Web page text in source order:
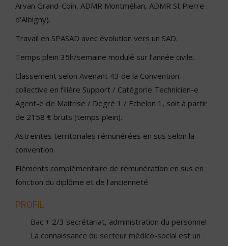
Arvan Grand-Coin, ADMR Montmélian, ADMR St Pierre
d’Albigny).
Travail en SPASAD avec évolution vers un SAD.
Temps plein 35h/semaine modulé sur l’année civile.
Classement selon Avenant 43 de la Convention
collective en filière Support / Catégorie Technicien-e
Agent-e de Maitrise / Degré 1 / Echelon 1, soit à partir
de 2158 € bruts (temps plein).
Astreintes territoriales rémunérées en sus selon la
convention.
Eléments complémentaire de rémunération en sus en
fonction du diplôme et de l’ancienneté
PROFIL
Bac + 2/3 secrétariat, administration du personnel
La connaissance du secteur médico-social est un